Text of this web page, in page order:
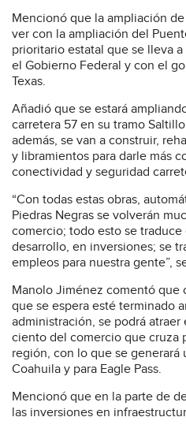
Mencionó que la ampliación
ver con la ampliación del
prioritario estatal que se lleva
el Gobierno Federal y con el
Texas.
Añadió que se estará
carretera 57 en su tramo
además, se van a construir,
y libramientos para darle más
conectividad y seguridad
“Con todas estas obras,
Piedras Negras se volverán
comercio; todo esto se
desarrollo, en inversiones; se
empleos para nuestra gente”,
Manolo Jiménez comentó que
que se espera esté terminado
administración, se podrá atraer
ciento del comercio que cruza
región, con lo que se generará
Coahuila y para Eagle Pass.
Mencionó que en la parte de
las inversiones en